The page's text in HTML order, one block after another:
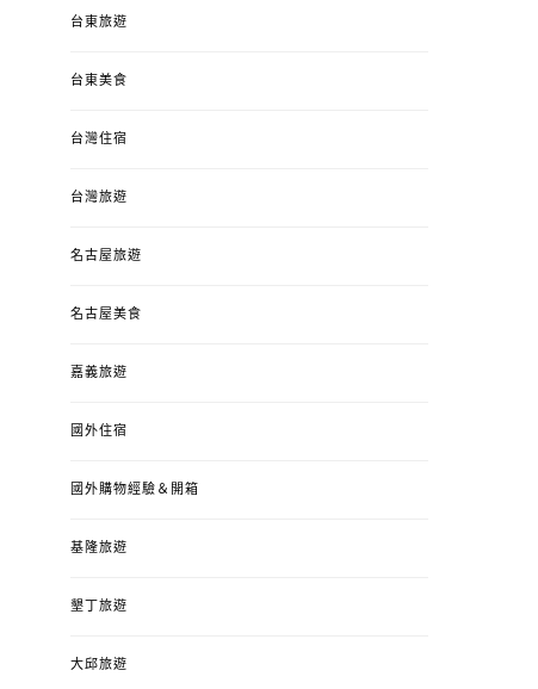
台東旅遊
台東美食
台灣住宿
台灣旅遊
名古屋旅遊
名古屋美食
嘉義旅遊
國外住宿
國外購物經驗＆開箱
基隆旅遊
墾丁旅遊
大邱旅遊